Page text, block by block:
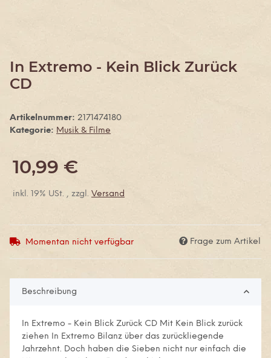
In Extremo - Kein Blick Zurück
CD
Artikelnummer: 2171474180
Kategorie: Musik & Filme
10,99 €
inkl. 19% USt. , zzgl. Versand
Momentan nicht verfügbar Frage zum Artikel
Beschreibung
In Extremo - Kein Blick Zurück CD Mit Kein Blick zurück
ziehen In Extremo Bilanz über das zurückliegende
Jahrzehnt. Doch haben die Sieben nicht nur einfach die